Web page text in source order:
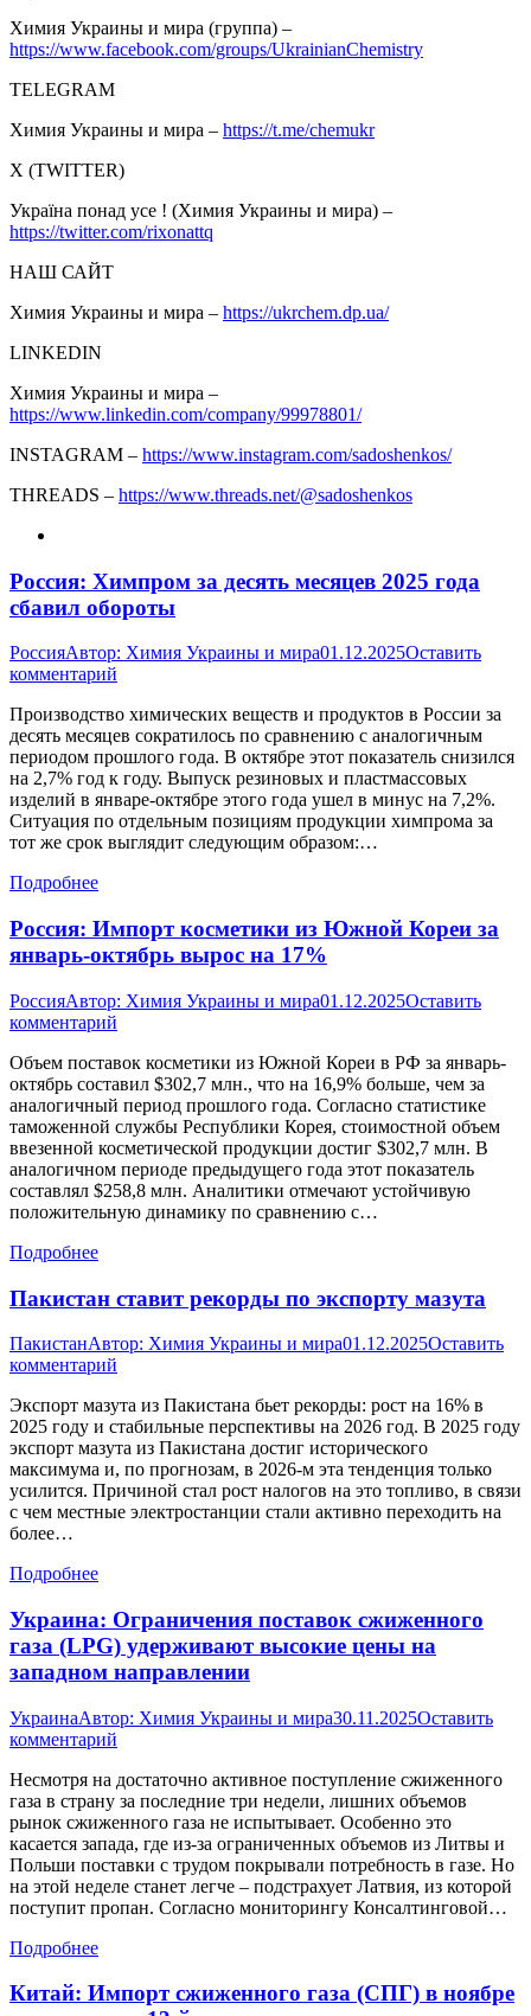
Химия Украины и мира (группа) –
https://www.facebook.com/groups/UkrainianChemistry
TELEGRAM
Химия Украины и мира – https://t.me/chemukr
Х (TWITTER)
Україна понад усе ! (Химия Украины и мира) –
https://twitter.com/rixonattq
НАШ САЙТ
Химия Украины и мира – https://ukrchem.dp.ua/
LINKEDIN
Химия Украины и мира –
https://www.linkedin.com/company/99978801/
INSTAGRAM – https://www.instagram.com/sadoshenkos/
THREADS – https://www.threads.net/@sadoshenkos
Россия: Химпром за десять месяцев 2025 года
сбавил обороты
РоссияАвтор: Химия Украины и мира01.12.2025Оставить
комментарий
Производство химических веществ и продуктов в России за
десять месяцев сократилось по сравнению с аналогичным
периодом прошлого года. В октябре этот показатель снизился
на 2,7% год к году. Выпуск резиновых и пластмассовых
изделий в январе-октябре этого года ушел в минус на 7,2%.
Ситуация по отдельным позициям продукции химпрома за
тот же срок выглядит следующим образом:…
Подробнее
Россия: Импорт косметики из Южной Кореи за
январь-октябрь вырос на 17%
РоссияАвтор: Химия Украины и мира01.12.2025Оставить
комментарий
Объем поставок косметики из Южной Кореи в РФ за январь-
октябрь составил $302,7 млн., что на 16,9% больше, чем за
аналогичный период прошлого года. Согласно статистике
таможенной службы Республики Корея, стоимостной объем
ввезенной косметической продукции достиг $302,7 млн. В
аналогичном периоде предыдущего года этот показатель
составлял $258,8 млн. Аналитики отмечают устойчивую
положительную динамику по сравнению с…
Подробнее
Пакистан ставит рекорды по экспорту мазута
ПакистанАвтор: Химия Украины и мира01.12.2025Оставить
комментарий
Экспорт мазута из Пакистана бьет рекорды: рост на 16% в
2025 году и стабильные перспективы на 2026 год. В 2025 году
экспорт мазута из Пакистана достиг исторического
максимума и, по прогнозам, в 2026-м эта тенденция только
усилится. Причиной стал рост налогов на это топливо, в связи
с чем местные электростанции стали активно переходить на
более…
Подробнее
Украина: Ограничения поставок сжиженного
газа (LPG) удерживают высокие цены на
западном направлении
УкраинаАвтор: Химия Украины и мира30.11.2025Оставить
комментарий
Несмотря на достаточно активное поступление сжиженного
газа в страну за последние три недели, лишних объемов
рынок сжиженного газа не испытывает. Особенно это
касается запада, где из-за ограниченных объемов из Литвы и
Польши поставки с трудом покрывали потребность в газе. Но
на этой неделе станет легче – подстрахует Латвия, из которой
поступит пропан. Согласно мониторингу Консалтинговой…
Подробнее
Китай: Импорт сжиженного газа (СПГ) в ноябре